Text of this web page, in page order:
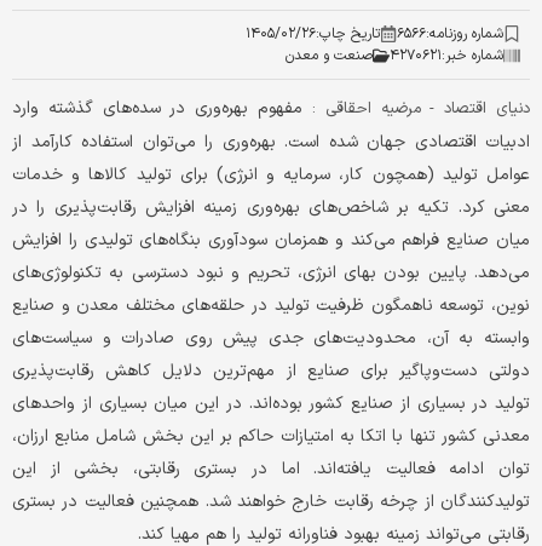
شماره روزنامه:۶۵۶۶ تاریخ چاپ:۱۴۰۵/۰۲/۲۶
شماره خبر:۴۲۷۰۶۲۱ صنعت و معدن
دنیای اقتصاد - مرضیه احقاقی : مفهوم بهره‌وری در سده‌های گذشته وارد
ادبیات اقتصادی جهان شده است. بهره‌وری را می‌توان استفاده کارآمد از
عوامل تولید (همچون کار، سرمایه و انرژی) برای تولید کالاها و خدمات
معنی کرد. تکیه بر شاخص‌های بهره‌وری زمینه افزایش رقابت‌پذیری را در
میان صنایع فراهم می‌کند و همزمان سودآوری بنگاه‌های تولیدی را افزایش
می‌دهد. پایین بودن بهای انرژی، تحریم و نبود دسترسی به تکنولوژی‌های
نوین، توسعه ناهمگون ظرفیت تولید در حلقه‌های مختلف معدن و صنایع
وابسته به آن، محدودیت‌های جدی پیش روی صادرات و سیاست‌های
دولتی دست‌وپاگیر برای صنایع از مهم‌ترین دلایل کاهش رقابت‌پذیری
تولید در بسیاری از صنایع کشور بوده‌اند. در این میان بسیاری از واحدهای
معدنی کشور تنها با اتکا به امتیازات حاکم بر این بخش شامل منابع ارزان،
توان ادامه فعالیت یافته‌اند. اما در بستری رقابتی، بخشی از این
تولیدکنندگان از چرخه رقابت خارج خواهند شد. همچنین فعالیت در بستری
رقابتی می‌تواند زمینه بهبود فناورانه تولید را هم مهیا کند.